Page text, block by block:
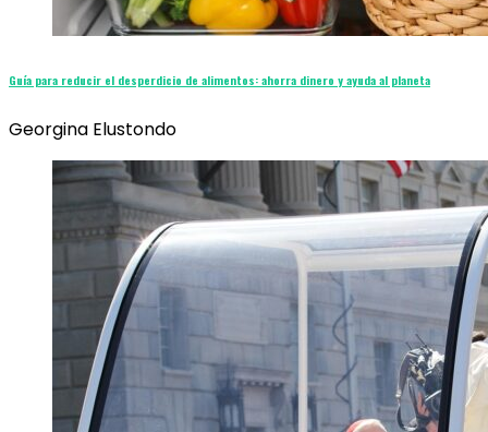
Guía para reducir el desperdicio de alimentos: ahorra dinero y ayuda al planeta
Georgina Elustondo